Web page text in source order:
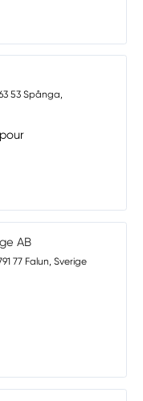
53 Spånga,
AB
77 Falun, Sverige